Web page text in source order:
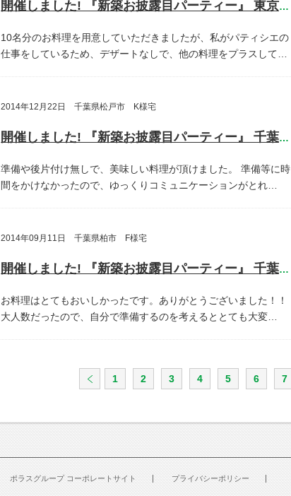
開催しました! 『新築お披露目パーティー』 東京都足立区 M様宅
10名分のお料理を用意していただきましたが、私がパティシエの
仕事をしているため、デザートなしで、他の料理をプラスして…
2014年12月22日 千葉県松戸市 K様宅
開催しました! 『新築お披露目パーティー』 千葉県松戸市 K様宅
準備や後片付け無しで、美味しい料理が頂けました。
準備等に時
間をかけなかったので、ゆっくりコミュニケーションがとれ…
2014年09月11日 千葉県柏市 F様宅
開催しました! 『新築お披露目パーティー』 千葉県柏市 F様宅
お料理はとてもおいしかったです。ありがとうございました！！
大人数だったので、自分で準備するのを考えるととても大変…
1 2 3 4 5 6 7
ポラスグループ コーポレートサイト
プライバシーポリシー